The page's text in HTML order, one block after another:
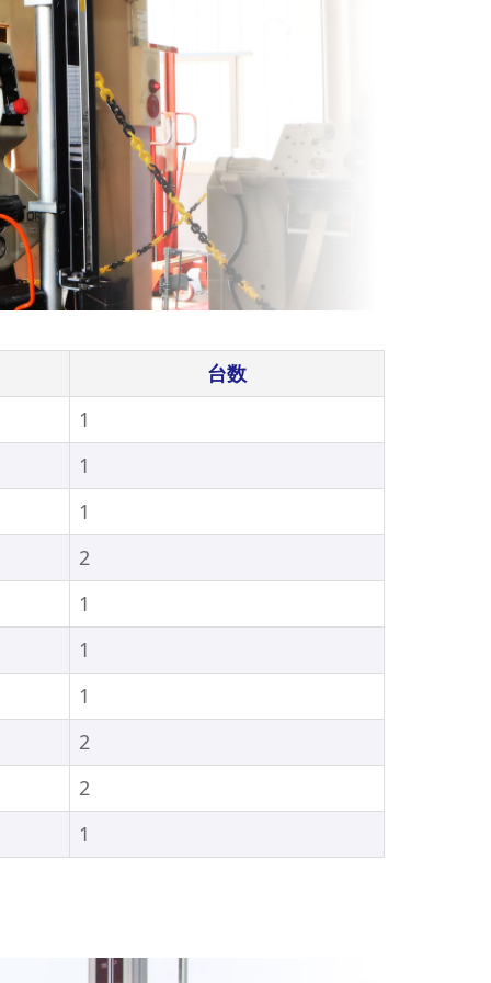
台数
1
1
1
2
1
1
1
2
2
1